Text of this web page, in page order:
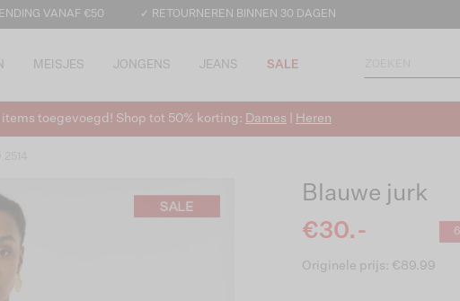
VANAF €50 ✓ RETOURNEREN BINNEN 30 DAGEN
MEISJES JONGENS JEANS SALE
items toegevoegd! Shop tot 50% korting: Dames Heren
Blauwe jurk
€30.-
Originele prijs: €89.99